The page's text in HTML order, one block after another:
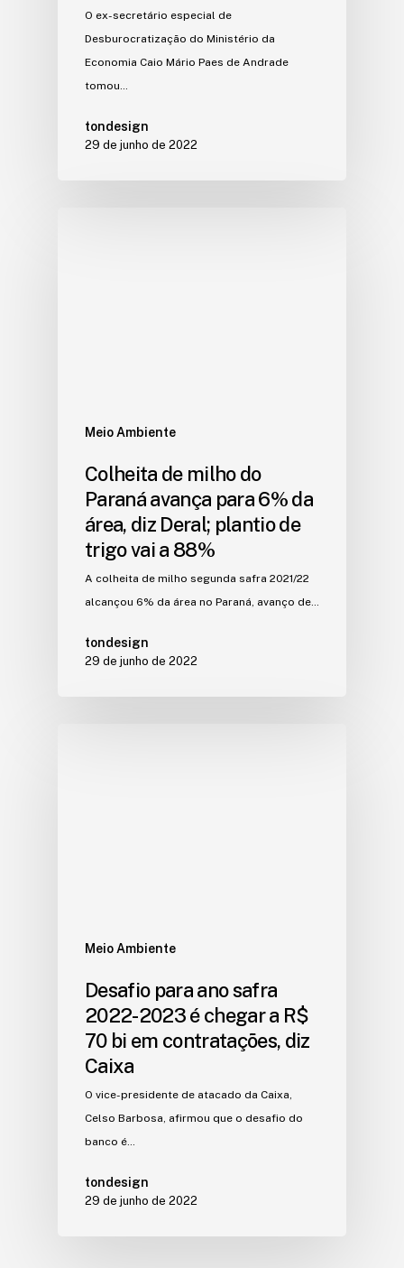
O ex-secretário especial de
Desburocratização do Ministério da
Economia Caio Mário Paes de Andrade
tomou…
tondesign
29 de junho de 2022
Meio Ambiente
Colheita de milho do
Paraná avança para 6% da
área, diz Deral; plantio de
trigo vai a 88%
A colheita de milho segunda safra 2021/22
alcançou 6% da área no Paraná, avanço de…
tondesign
29 de junho de 2022
Meio Ambiente
Desafio para ano safra
2022-2023 é chegar a R$
70 bi em contratações, diz
Caixa
O vice-presidente de atacado da Caixa,
Celso Barbosa, afirmou que o desafio do
banco é…
tondesign
29 de junho de 2022